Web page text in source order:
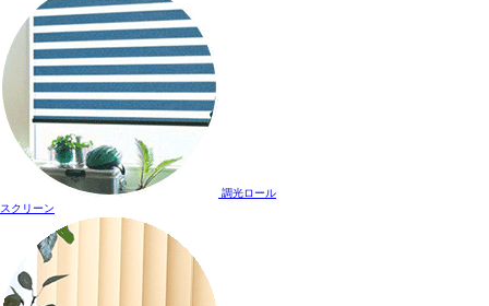
調光ロール
スクリーン